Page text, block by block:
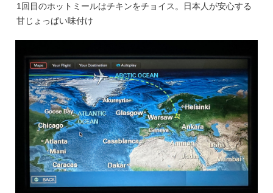
1回目のホットミールはチキンをチョイス。日本人が安心する
甘じょっぱい味付け